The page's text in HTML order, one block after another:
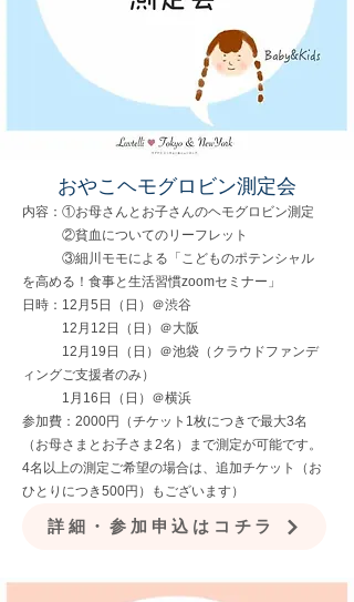
​おやこヘモグロビン測定会
内容：①お母さんとお子さんのヘモグロビン測定
②貧血についてのリーフレット
​ ③細川モモによる「こどものポテンシャル
を高める！食事と生活習慣zoomセミナー」
日時：12月5日（日）＠渋谷
12月12日（日）＠大阪
12月19日（日）＠池袋（クラウドファンデ
ィングご支援者のみ）
1月16日（日）＠横浜
参加費：2000円（チケット1枚につきで最大3名
（お母さまとお子さま2名）まで測定が可能です。
4名以上の測定ご希望の場合は、追加チケット（お
ひとりにつき500円）もございます）
詳細・参加申込はコチラ